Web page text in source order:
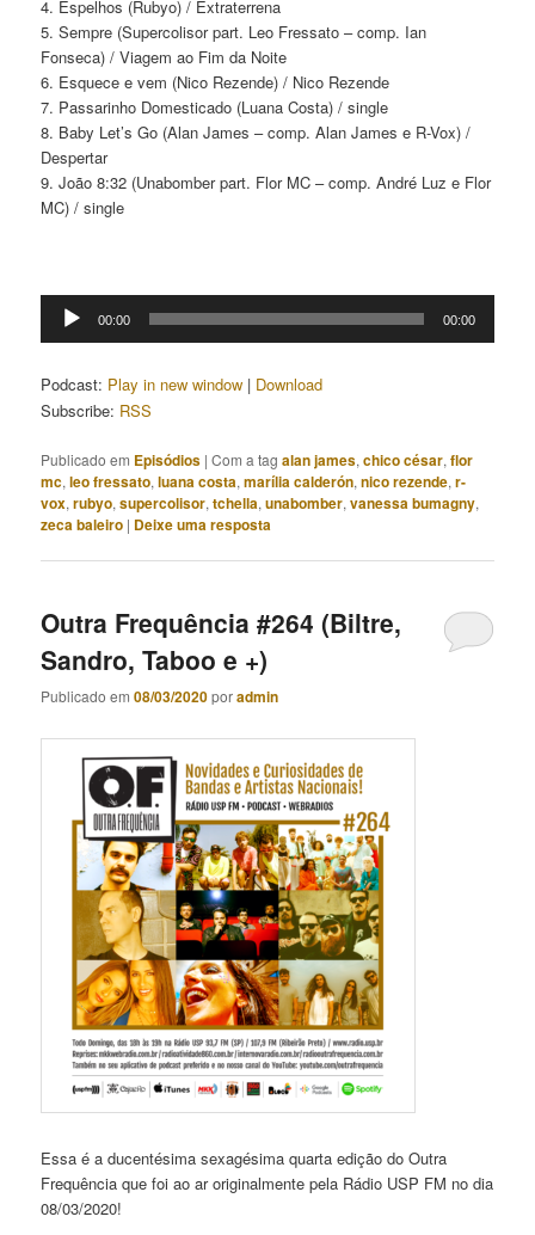
4. Espelhos (Rubyo) / Extraterrena
5. Sempre (Supercolisor part. Leo Fressato – comp. Ian
Fonseca) / Viagem ao Fim da Noite
6. Esquece e vem (Nico Rezende) / Nico Rezende
7. Passarinho Domesticado (Luana Costa) / single
8. Baby Let’s Go (Alan James – comp. Alan James e R-Vox) /
Despertar
9. João 8:32 (Unabomber part. Flor MC – comp. André Luz e Flor
MC) / single
Tocador
00:00 00:00
Podcast: Play in new window | Download
Subscribe: RSS
Publicado em Episódios |Com a tagalan james,chico césar,flor
mc,leo fressato,luana costa,marília calderón,nico rezende,r-
vox,rubyo,supercolisor,tchella,unabomber,vanessa bumagny,
zeca baleiro | Deixe uma resposta
Outra Frequência #264 (Biltre,
Sandro, Taboo e +)
Publicado em08/03/2020poradmin
Essa é a ducentésima sexagésima quarta edição do Outra
Frequência que foi ao ar originalmente pela Rádio USP FM no dia
08/03/2020!